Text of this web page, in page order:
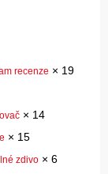
recenze × 19
× 14
× 15
zdivo × 6